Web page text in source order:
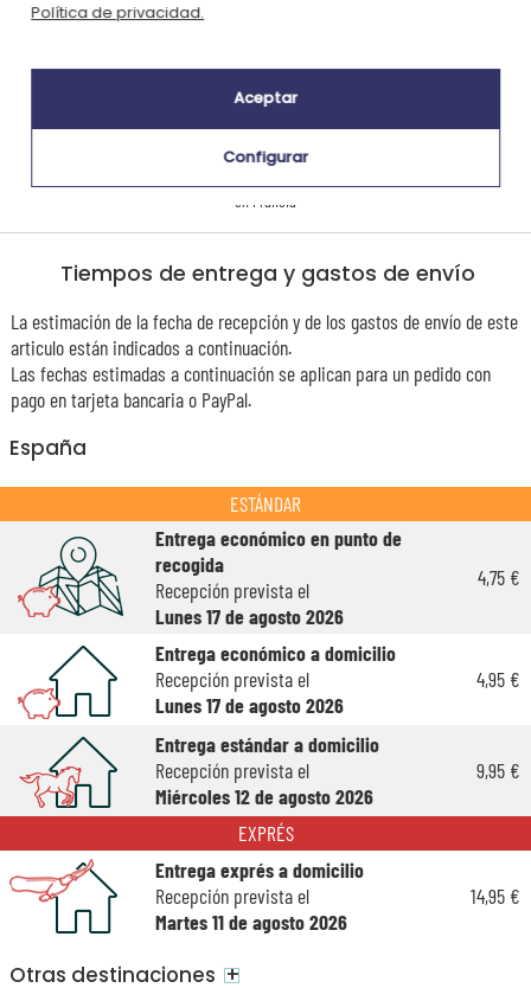
en Francia
Tiempos de entrega y gastos de envío
La estimación de la fecha de recepción y de los gastos de envío de este
articulo están indicados a continuación.
Las fechas estimadas a continuación se aplican para un pedido con
pago en tarjeta bancaria o PayPal.
España
ESTÁNDAR
Entrega económico en punto de
recogida
Recepción prevista el
Lunes 17 de agosto 2026
4,75 €
Entrega económico a domicilio
Recepción prevista el
Lunes 17 de agosto 2026
4,95 €
Entrega estándar a domicilio
Recepción prevista el
Miércoles 12 de agosto 2026
9,95 €
EXPRÉS
Entrega exprés a domicilio
Recepción prevista el
Martes 11 de agosto 2026
14,95 €
Otras destinaciones +
Política de privacidad.
Aceptar
Configurar